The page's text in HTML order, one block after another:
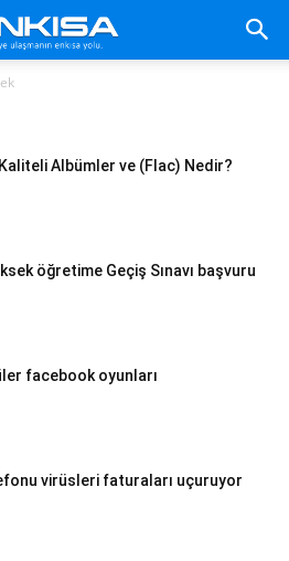
Albümler ve (Flac) Nedir?
öğretime Geçiş Sınavı başvuru
facebook oyunları
virüsleri faturaları uçuruyor